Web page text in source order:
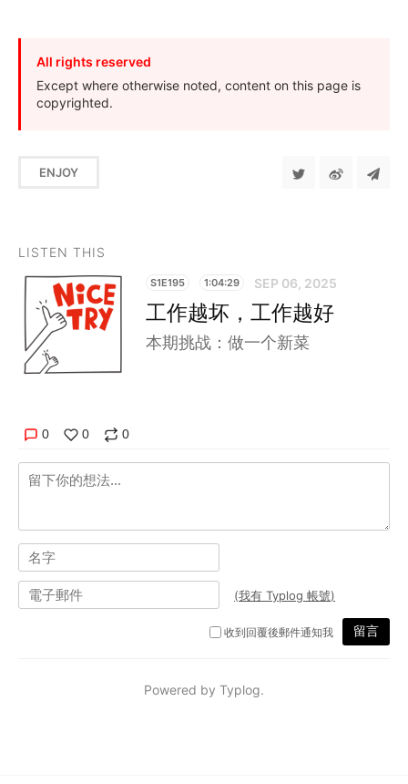
All rights reserved
Except where otherwise noted, content on this page is
copyrighted.
ENJOY
LISTEN THIS
S1E195 1:04:29 SEP 06, 2025
工作越坏，工作越好
本期挑战：做一个新菜